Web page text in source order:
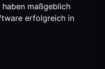
maßgeblich
erfolgreich in